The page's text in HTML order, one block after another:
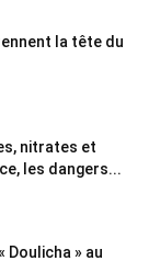
la tête du
nitrates et
les dangers...
Doulicha » au